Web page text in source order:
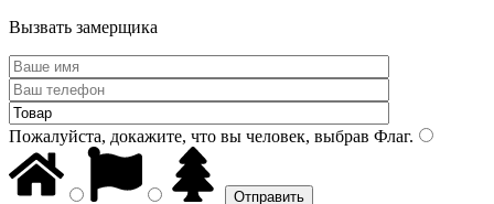
Вызвать замерщика
Пожалуйста, докажите, что вы человек, выбрав Флаг.